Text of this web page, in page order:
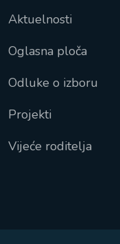
Aktuelnosti
Oglasna ploča
Odluke o izboru
Projekti
Vijeće roditelja